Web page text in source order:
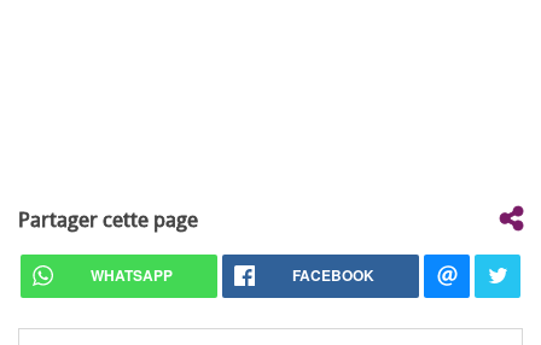
Partager cette page
WHATSAPP FACEBOOK